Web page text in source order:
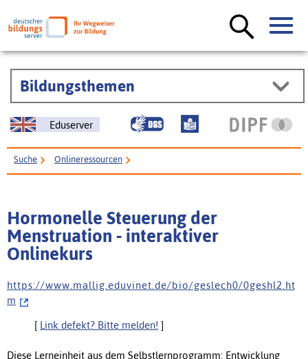
Bildungsthemen
Eduserver
Suche Onlineressourcen
Hormonelle Steuerung der
Menstruation - interaktiver
Onlinekurs
h t t p s : / / w w w . m a l l i g . e d u v i n e t . d e / b i o / g e s l e c h 0 / 0 g e s h l 2 . h t
m
[ Link defekt? Bitte melden! ]
Diese Lerneinheit aus dem Selbstlernprogramm: Entwicklung